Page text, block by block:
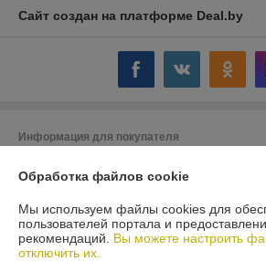
Сайт создан на платформе Deal.by
Информация для покупателя
"АкваКамея"
этаж)
Регистрационный номер ЕГР: 691306820
Обработка файлов cookie
Мы используем файлы cookies для
пользователей портала и
рекомендаций. Вы можете настроить
отключить их.